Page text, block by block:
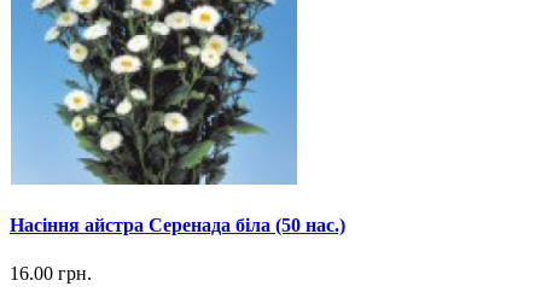
Насіння айстра Серенада біла (50 нас.)
16.00 грн.